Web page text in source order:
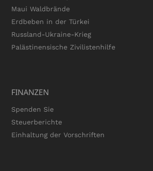
Maui Waldbrände
Erdbeben in der Türkei
Russland-Ukraine-Krieg
Palästinensische Zivilistenhilfe
FINANZEN
Spenden Sie
Steuerberichte
Einhaltung der Vorschriften